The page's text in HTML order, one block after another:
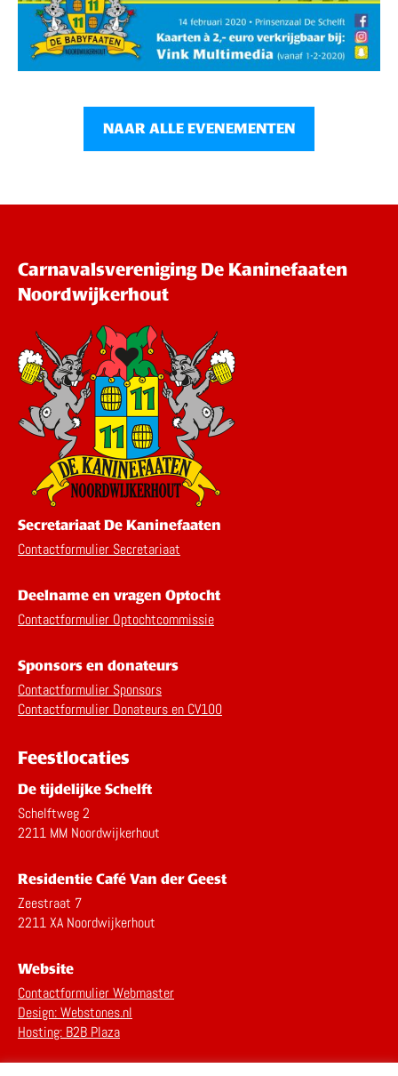
NAAR ALLE EVENEMENTEN
Carnavalsvereniging De Kaninefaaten
Noordwijkerhout
Secretariaat De Kaninefaaten
Contactformulier Secretariaat
Deelname en vragen Optocht
Contactformulier Optochtcommissie
Sponsors en donateurs
Contactformulier Sponsors
Contactformulier Donateurs en CV100
Feestlocaties
De tijdelijke Schelft
Schelftweg 2
2211 MM Noordwijkerhout
Residentie Café Van der Geest
Zeestraat 7
2211 XA Noordwijkerhout
Website
Contactformulier Webmaster
Design: Webstones.nl
Hosting: B2B Plaza